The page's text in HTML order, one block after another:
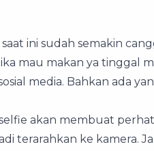
ini sudah semakin
mau makan ya tinggal
media. Bahkan ada
akan membuat
terarahkan ke kamera.